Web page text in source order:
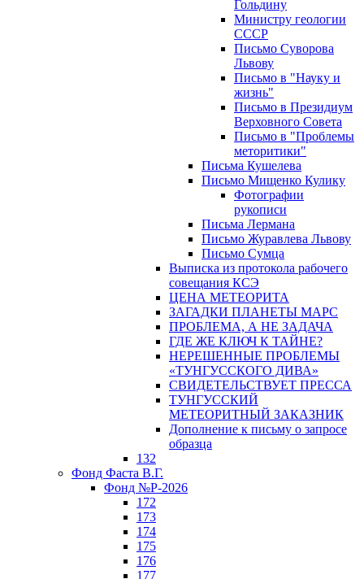
Гольдину
Министру геологии
СССР
Письмо Суворова
Львову
Письмо в "Науку и
жизнь"
Письмо в Президиум
Верховного Совета
Письмо в "Проблемы
меторитики"
Письма Кушелева
Письмо Мищенко Кулику
Фотографии
рукописи
Письма Лермана
Письмо Журавлева Львову
Письмо Сумца
Выписка из протокола рабочего
совещания КСЭ
ЦЕНА МЕТЕОРИТА
ЗАГАДКИ ПЛАНЕТЫ МАРС
ПРОБЛЕМА, А НЕ ЗАДАЧА
ГДЕ ЖЕ КЛЮЧ К ТАЙНЕ?
НЕРЕШЕННЫЕ ПРОБЛЕМЫ
«ТУНГУССКОГО ДИВА»
СВИДЕТЕЛЬСТВУЕТ ПРЕССА
ТУНГУССКИЙ
МЕТЕОРИТНЫЙ ЗАКАЗНИК
Дополнение к письму о запросе
образца
132
Фонд Фаста В.Г.
Фонд №Р-2026
172
173
174
175
176
177